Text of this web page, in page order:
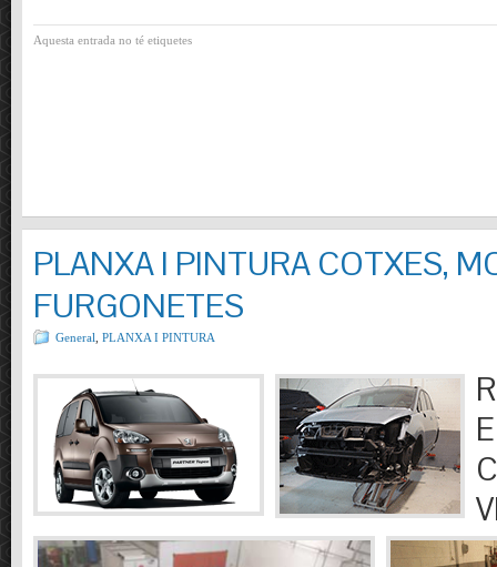
Aquesta entrada no té etiquetes
PLANXA I PINTURA COTXES,
FURGONETES
General PLANXA I PINTURA